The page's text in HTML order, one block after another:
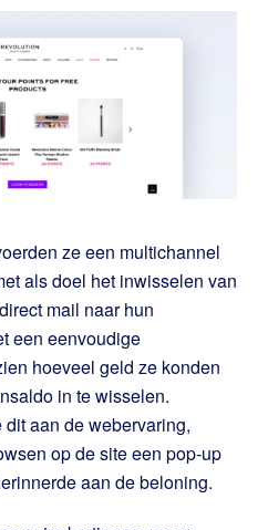
ze een multichannel
als doel het inwisselen van
mail naar hun
een eenvoudige
hoeveel geld ze konden
in te wisselen.
aan de webervaring,
op de site een pop-up
aan de beloning.